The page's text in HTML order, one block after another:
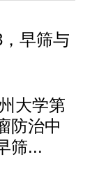
早筛与
大学第
防治中
筛...